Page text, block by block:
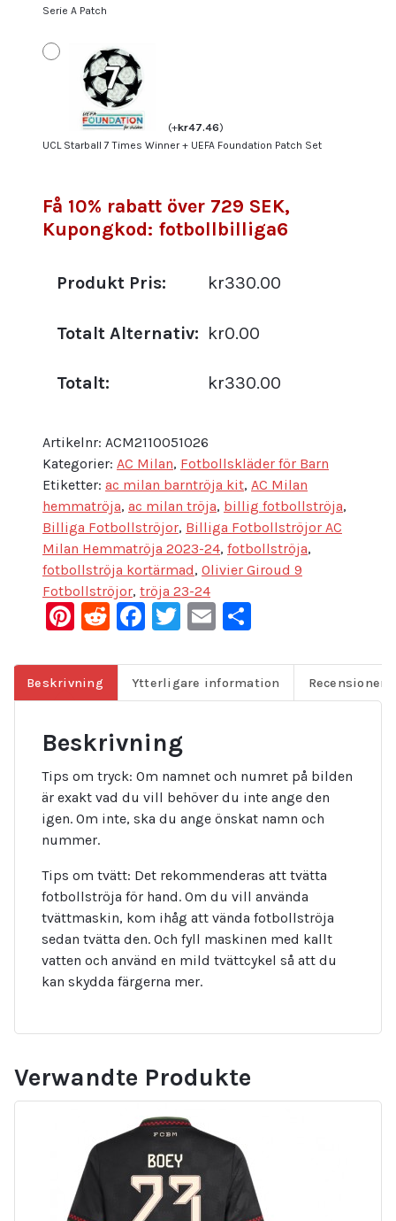
Serie A Patch
(+kr47.46)
UCL Starball 7 Times Winner + UEFA Foundation Patch Set
Få 10% rabatt över 729 SEK,
Kupongkod: fotbollbilliga6
Produkt Pris: kr330.00
Totalt Alternativ: kr0.00
Totalt: kr330.00
Artikelnr: ACM2110051026
Kategorier: AC Milan, Fotbollskläder för Barn
Etiketter: ac milan barntröja kit, AC Milan
hemmatröja, ac milan tröja, billig fotbollströja,
Billiga Fotbollströjor, Billiga Fotbollströjor AC
Milan Hemmatröja 2023-24, fotbollströja,
fotbollströja kortärmad, Olivier Giroud 9
Fotbollströjor, tröja 23-24
Pinterest
Reddit
Facebook
Twitter
Email
Beskrivning Ytterligare information Recensioner
Beskrivning
Tips om tryck: Om namnet och numret på bilden
är exakt vad du vill behöver du inte ange den
igen. Om inte, ska du ange önskat namn och
nummer.
Tips om tvätt: Det rekommenderas att tvätta
fotbollströja för hand. Om du vill använda
tvättmaskin, kom ihåg att vända fotbollströja
sedan tvätta den. Och fyll maskinen med kallt
vatten och använd en mild tvättcykel så att du
kan skydda färgerna mer.
Verwandte Produkte